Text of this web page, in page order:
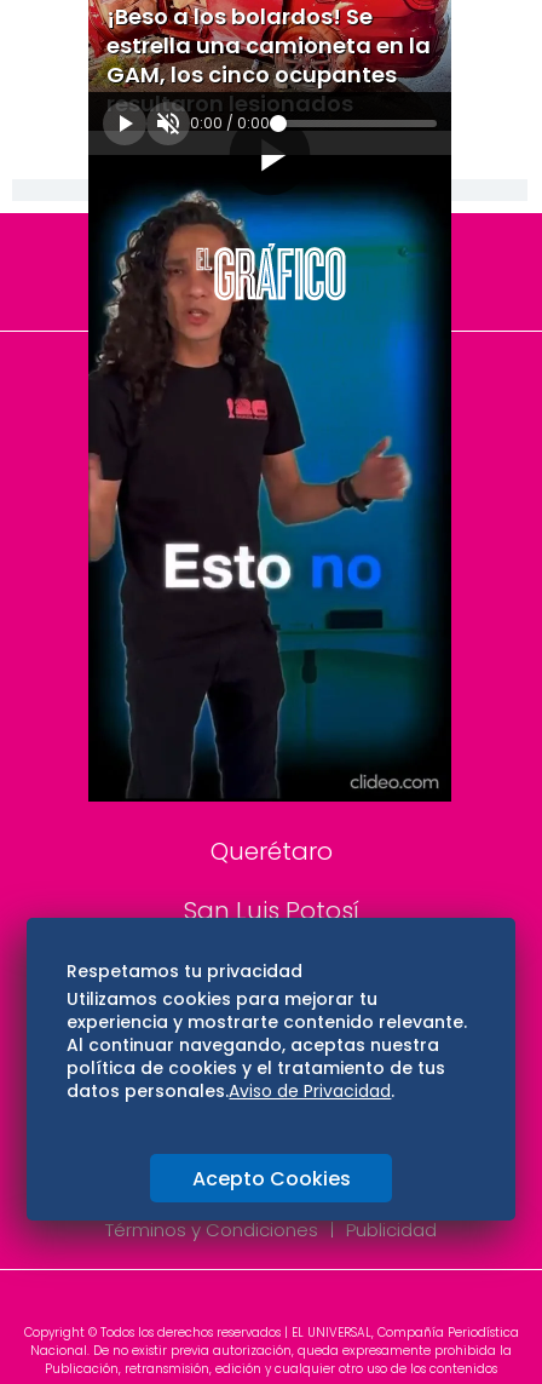
¡Beso a los bolardos! Se
estrella una camioneta en la
GAM, los cinco ocupantes
resultaron lesionados
0:00 / 0:00
[Publicidad]
El Universal
Vive USA
Clase
De 10 sports
DeDinero
Confabulario
Aviso Oportuno
Consultas
Querétaro
San Luis Potosí
Edomex
Consultas
Hidalgo
Oaxaca
Aviso de privacidad
Directorio
Términos y Condiciones
Publicidad
Copyright © Todos los derechos reservados | EL UNIVERSAL, Compañía Periodística
Nacional. De no existir previa autorización, queda expresamente prohibida la
Publicación, retransmisión, edición y cualquier otro uso de los contenidos
Respetamos tu privacidad
Utilizamos cookies para mejorar tu
experiencia y mostrarte contenido relevante.
Al continuar navegando, aceptas nuestra
política de cookies y el tratamiento de tus
datos personales.Aviso de Privacidad.
Acepto Cookies